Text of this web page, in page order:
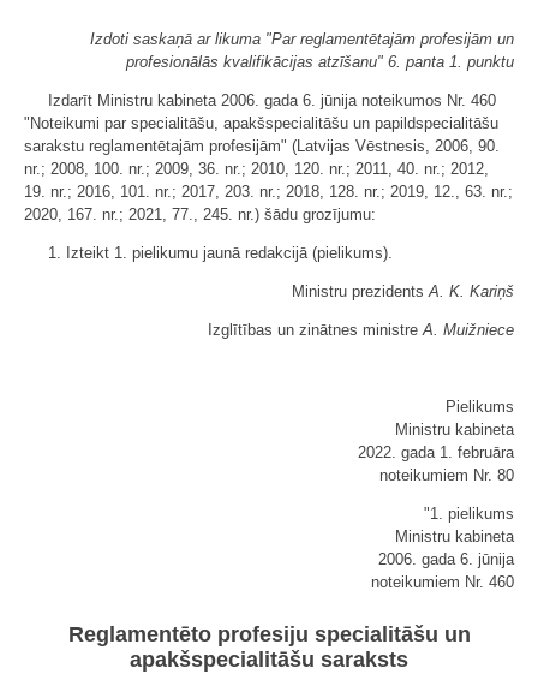
Izdoti saskaņā ar likuma "Par reglamentētajām profesijām un
profesionālās kvalifikācijas atzīšanu" 6. panta 1. punktu
Izdarīt Ministru kabineta 2006. gada 6. jūnija noteikumos Nr. 460
"Noteikumi par specialitāšu, apakšspecialitāšu un papildspecialitāšu
sarakstu reglamentētajām profesijām" (Latvijas Vēstnesis, 2006, 90.
nr.; 2008, 100. nr.; 2009, 36. nr.; 2010, 120. nr.; 2011, 40. nr.; 2012,
19. nr.; 2016, 101. nr.; 2017, 203. nr.; 2018, 128. nr.; 2019, 12., 63. nr.;
2020, 167. nr.; 2021, 77., 245. nr.) šādu grozījumu:
1. Izteikt 1. pielikumu jaunā redakcijā (​pielikums).
Ministru prezidentsA. K. Kariņš
Izglītības un zinātnes ministreA. Muižniece
Pielikums
Ministru kabineta
2022. gada 1. februāra
noteikumiem Nr. 80
"1. pielikums
Ministru kabineta
2006. gada 6. jūnija
noteikumiem Nr. 460
Reglamentēto profesiju specialitāšu un
apakšspecialitāšu saraksts